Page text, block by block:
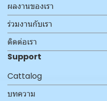
ผลงานของเรา
ร่วมงานกับเรา
ติดต่อเรา
Support
Cattalog
บทความ